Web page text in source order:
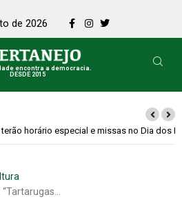
de 2026
encontra a democracia.
DESDE 2015
horário especial e missas no Dia dos Pais